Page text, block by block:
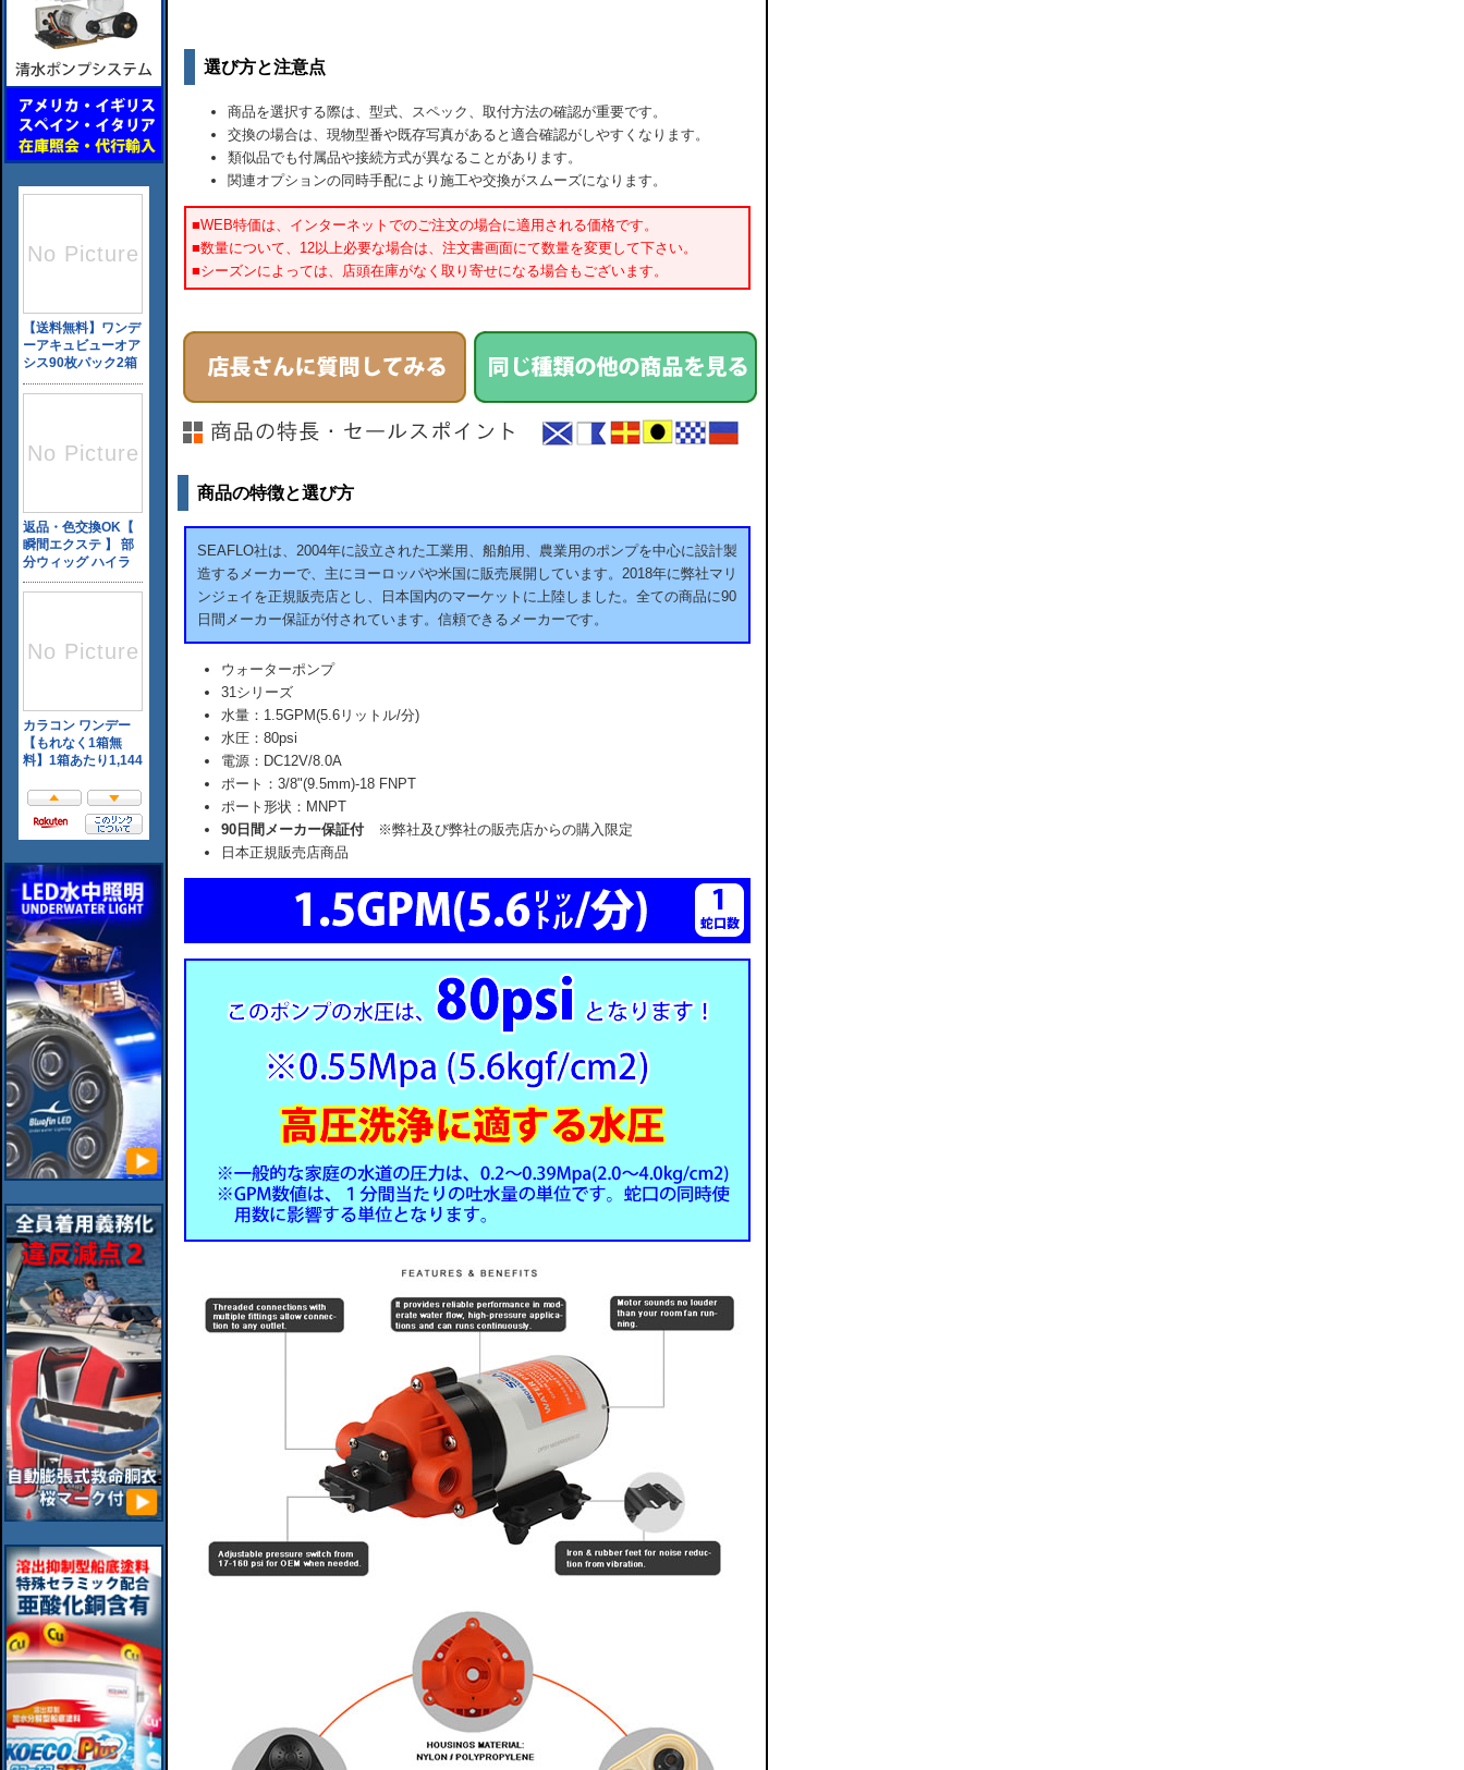
選び方と注意点
商品を選択する際は、型式、スペック、取付方法の確認が重要です。
交換の場合は、現物型番や既存写真があると適合確認がしやすくなります。
類似品でも付属品や接続方式が異なることがあります。
関連オプションの同時手配により施工や交換がスムーズになります。
■WEB特価は、インターネットでのご注文の場合に適用される価格です。
■数量について、12以上必要な場合は、注文書画面にて数量を変更して下さい。
■シーズンによっては、店頭在庫がなく取り寄せになる場合もございます。
商品の特徴と選び方
SEAFLO社は、2004年に設立された工業用、船舶用、農業用のポンプを中心に設計製
造するメーカーで、主にヨーロッパや米国に販売展開しています。2018年に弊社マリ
ンジェイを正規販売店とし、日本国内のマーケットに上陸しました。全ての商品に90
日間メーカー保証が付されています。信頼できるメーカーです。
ウォーターポンプ
31シリーズ
水量：1.5GPM(5.6リットル/分)
水圧：80psi
電源：DC12V/8.0A
ポート：3/8"(9.5mm)-18 FNPT
ポート形状：MNPT
90日間メーカー保証付※弊社及び弊社の販売店からの購入限定
日本正規販売店商品